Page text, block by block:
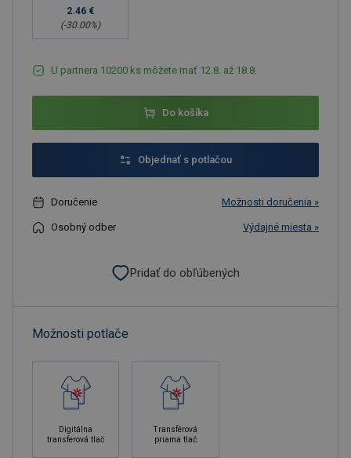
2.46 €
(-30.00%)
U partnera 10200 ks môžete mať 12.8. až 18.8.
Do košíka
Objednať s potlačou
Doručenie Možnosti doručenia »
Osobný odber Výdajné miesta »
Pridať do obľúbených
Možnosti potlače
Digitálna
transferová tlač
Transférová
priama tlač